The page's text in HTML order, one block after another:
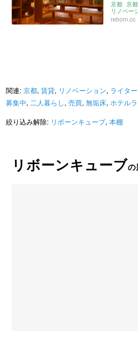
件）
京都 京
リノベー
マンション
ヴィンテ
reborn.cc
関連: 京都, 賃貸, リノベーション, ライタ
募集中, 二人暮らし, 売買, 無垢床, ホテル
絞り込み解除: リボーンキューブ, 本棚
リボーンキューブ